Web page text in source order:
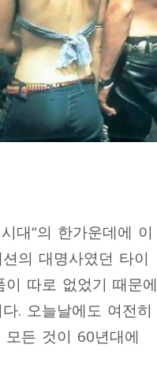
대“의 한가운데에 이
의 대명사였던 타이
이 따로 없었기 때문에
. 오늘날에도 여전히
든 것이 60년대에